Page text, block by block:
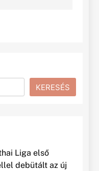
KERESÉS
Liga első
debütált az új